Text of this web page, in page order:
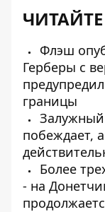
Флэш
Герберы с
границы
Залужный
побеждает,
Более
- на